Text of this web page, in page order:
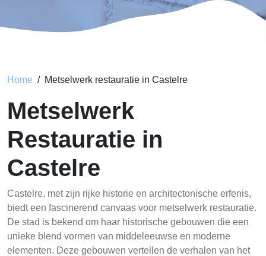
Home Metselwerk restauratie in Castelre
Metselwerk
Restauratie in
Castelre
Castelre, met zijn rijke historie en architectonische erfenis,
biedt een fascinerend canvaas voor metselwerk restauratie.
De stad is bekend om haar historische gebouwen die een
unieke blend vormen van middeleeuwse en moderne
elementen. Deze gebouwen vertellen de verhalen van het